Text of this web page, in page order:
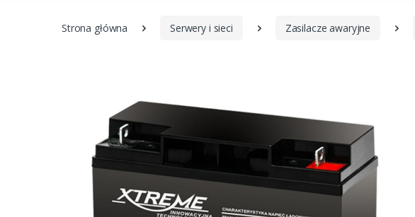
Strona główna Serwery i sieci Zasilacze awaryjne